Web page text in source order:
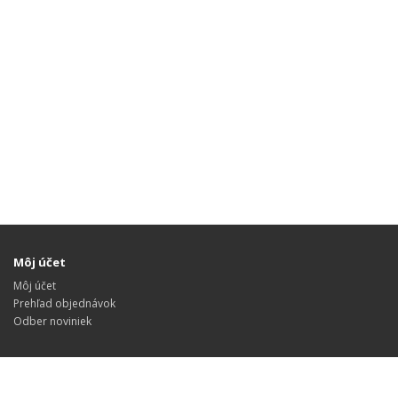
Môj účet
Môj účet
Prehľad objednávok
Odber noviniek